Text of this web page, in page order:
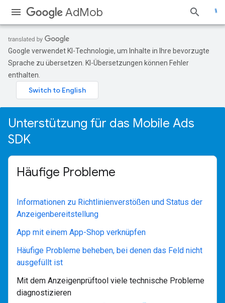
AdMob
Google verwendet KI-Technologie, um Inhalte in Ihre bevorzugte
Sprache zu übersetzen. KI-Übersetzungen können Fehler
enthalten.
Unterstützung für das Mobile Ads
SDK
Häufige Probleme
Informationen zu Richtlinienverstößen und Status der
Anzeigenbereitstellung
App mit einem App-Shop verknüpfen
Häufige Probleme beheben, bei denen das Feld nicht
ausgefüllt ist
Mit dem Anzeigenprüftool viele technische Probleme
diagnostizieren